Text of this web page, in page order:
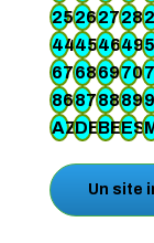
25262728
44454649
67686970
86878889
AZDEBEES
Un site